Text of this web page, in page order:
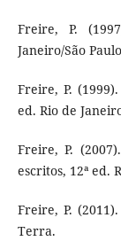
Freire, P.
Janeiro/São
Freire, P.
ed. Rio de
Freire, P.
escritos, 12ª ed.
Freire, P.
Terra.